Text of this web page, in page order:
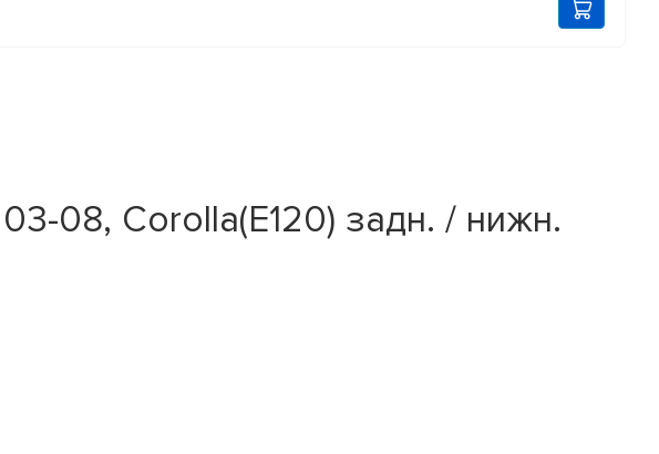
08, Corolla(E120) задн. / нижн.